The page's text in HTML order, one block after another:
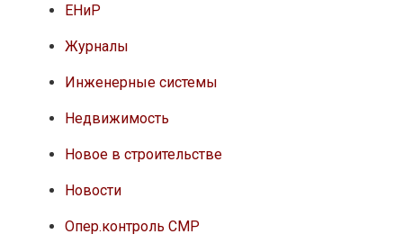
ЕНиР
Журналы
Инженерные системы
Недвижимость
Новое в строительстве
Новости
Опер.контроль СМР